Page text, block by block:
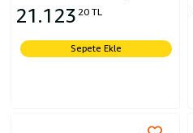
Uygulamalı Zig-Zag (Desen)
Alternatifi
21.123 20 TL
Sepete Ekle